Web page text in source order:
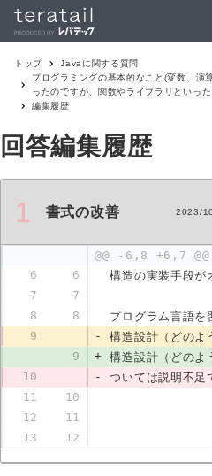
トップ Java に関する質問
プログラミングの基本的なこと(変数、演
ったのですが、関数やライブラリといっ
編集履歴
回答編集履歴
1 書式の改善 2023/
@@ -6,8 +6,7 @@
6
6
構造の実装手段が
7
7
8
8
プログラム言語を
9
-
構造設計（どのよ
9
+
構造設計（どのよ
10
-
ついては説明不足
11
10
12
11
13
12